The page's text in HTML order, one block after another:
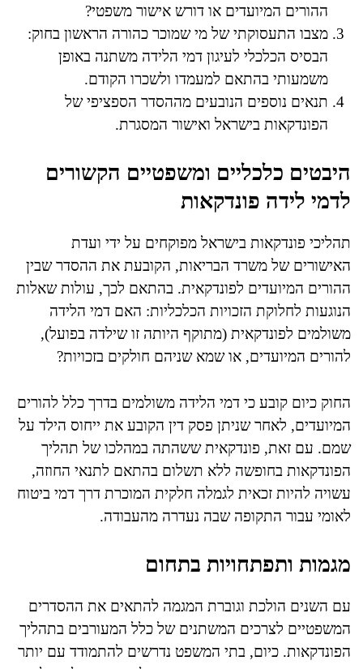
ההורים המיועדים או דורש אישור משפטי?
מצבו התעסוקתי של מי שמוכר כהורה הראשון בחוק:
הבסיס הכלכלי לעיגון דמי הלידה משתנה באופן
משמעותי בהתאם למעמדו ולשכרו הקודם.
תנאים נוספים הנובעים מההסדר הספציפי של
הפונדקאות בישראל ואישור המסגרת.
היבטים כלכליים ומשפטיים הקשורים
לדמי לידה פונדקאות
תהליכי פונדקאות בישראל מפוקחים על ידי ועדת
האישורים של משרד הבריאות, הקובעת את ההסדר שבין
ההורים המיועדים לפונדקאית. בהתאם לכך, עולות שאלות
הנוגעות לחלוקת הזכויות הכלכליות: האם דמי הלידה
משולמים לפונדקאית (מתוקף היותה זו שילדה בפועל),
להורים המיועדים, או שמא שניהם חולקים בזכויות?
החוק כיום קובע כי דמי הלידה משולמים בדרך כלל להורים
המיועדים, לאחר שניתן פסק דין הקובע את ייחוס הילד על
שמם. עם זאת, פונדקאית ששהתה במהלכו של תהליך
הפונדקאות בחופשה ללא תשלום בהתאם לתנאי החוזה,
עשויה להיות זכאית לגמלה חלקית המוכרת דרך דמי ביטוח
לאומי עבור התקופה שבה נעדרה מהעבודה.
מגמות ותפתחויות בתחום
עם השנים הולכת וגוברת המגמה להתאים את ההסדרים
המשפטיים לצרכים המשתנים של כלל המעורבים בתהליך
הפונדקאות. כיום, בתי המשפט נדרשים להתמודד עם יותר